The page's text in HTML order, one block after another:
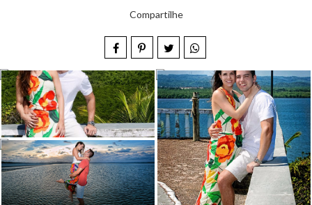
Compartilhe